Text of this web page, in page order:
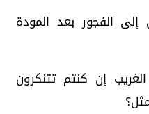
الفجور بعد المودة
إن كنتم تتنكرون